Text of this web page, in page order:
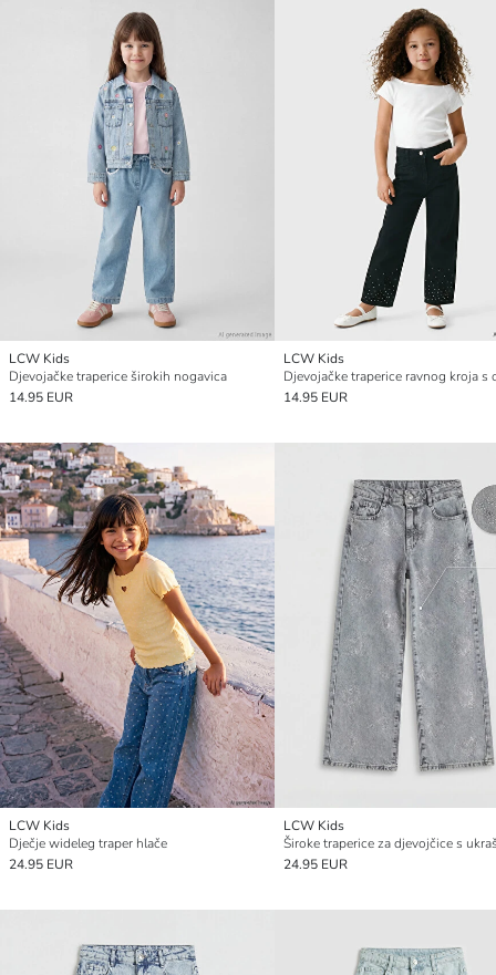
LCW Kids
Djevojačke traperice širokih nogavica
14.95 EUR
LCW Kids
14.95 EUR
LCW Kids
Dječje wideleg traper hlače
24.95 EUR
LCW Kids
24.95 EUR